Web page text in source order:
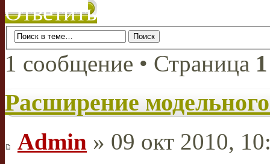
Ответить
1 сообщение • Страница 1
Расширение
Admin » 09 окт 2010,